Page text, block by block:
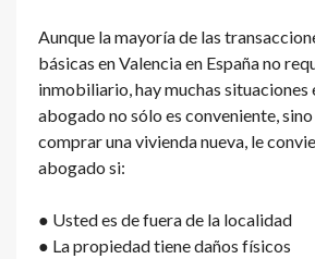
Aunque la mayoría de las
básicas en Valencia en España no
inmobiliario, hay muchas situaciones
abogado no sólo es conveniente,
comprar una vivienda nueva, le
abogado si:
● Usted es de fuera de la localidad
● La propiedad tiene daños físicos